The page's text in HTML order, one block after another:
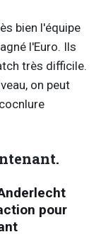
bien l'équipe
l'Euro. Ils
très difficile.
on peut
pour